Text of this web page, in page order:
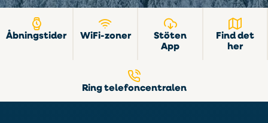
Åbningstider WiFi-zoner
Stöten
App
Find det
her
Ring telefoncentralen